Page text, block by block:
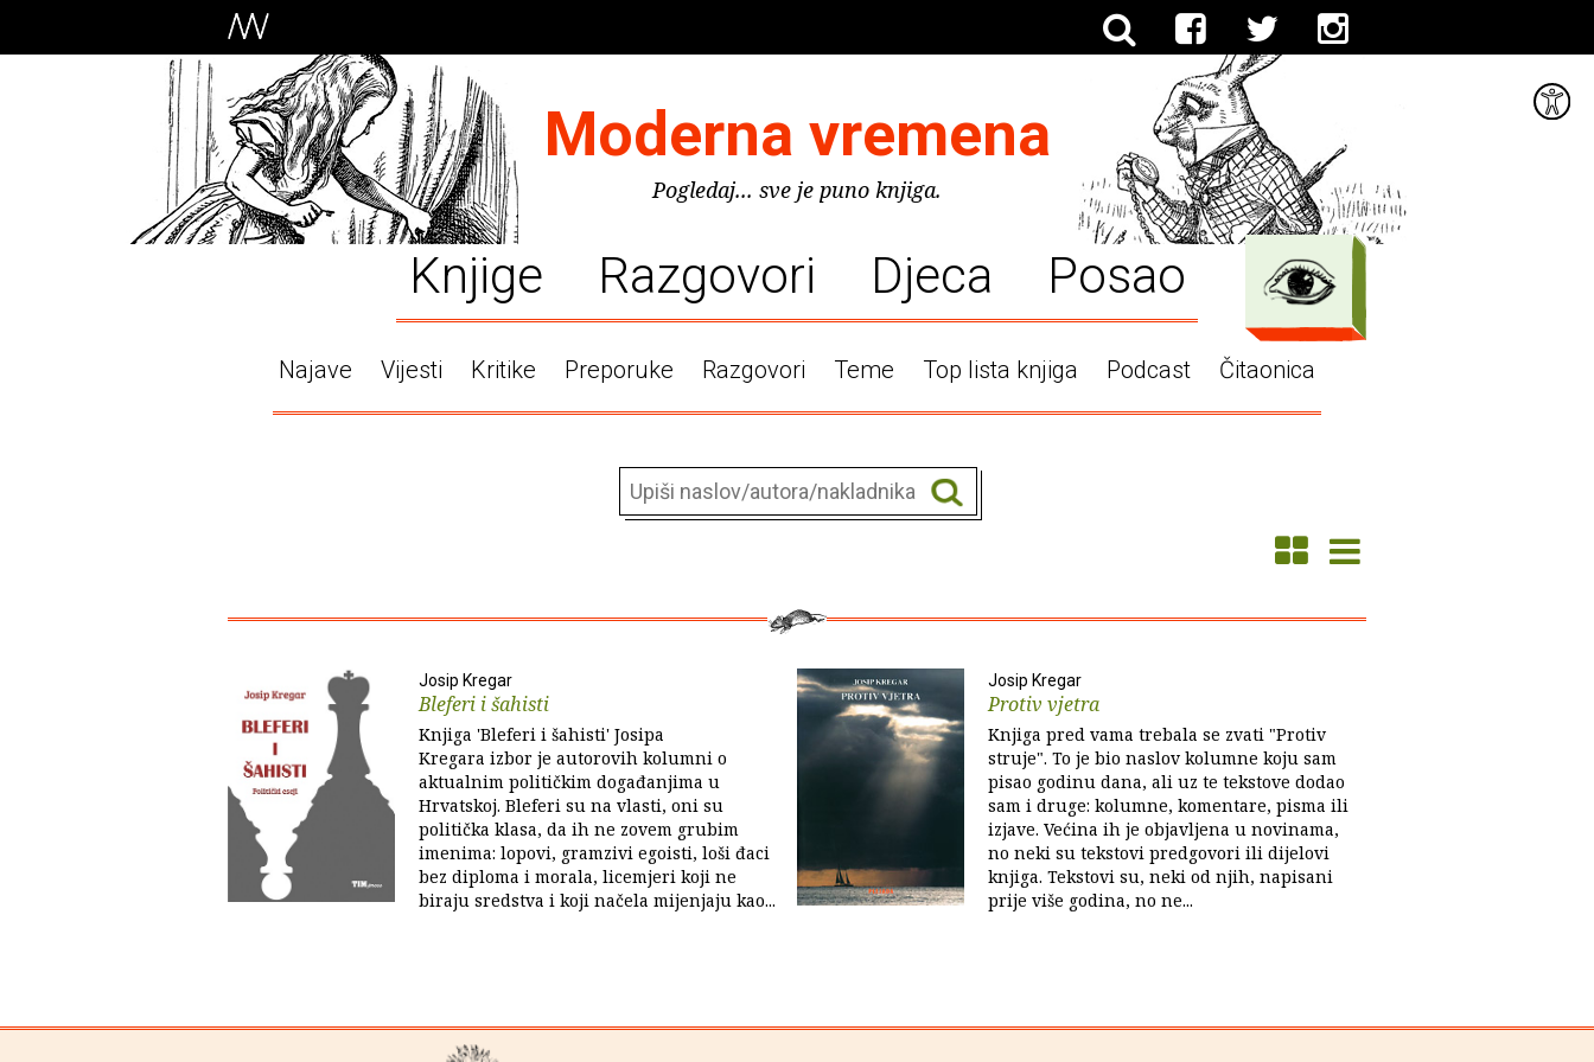
Moderna vremena
Pogledaj... sve je puno knjiga.
Knjige Razgovori Djeca Posao
Najave Vijesti Kritike Preporuke Razgovori Teme Top lista knjiga Podcast Čitaonica
Josip Kregar
Bleferi i šahisti
Knjiga 'Bleferi i šahisti' Josipa
Kregara izbor je autorovih kolumni o
aktualnim političkim događanjima u
Hrvatskoj. Bleferi su na vlasti, oni su
politička klasa, da ih ne zovem grubim
imenima: lopovi, gramzivi egoisti, loši đaci
bez diploma i morala, licemjeri koji ne
biraju sredstva i koji načela mijenjaju kao...
Josip Kregar
Protiv vjetra
Knjiga pred vama trebala se zvati "Protiv
struje". To je bio naslov kolumne koju sam
pisao godinu dana, ali uz te tekstove dodao
sam i druge: kolumne, komentare, pisma ili
izjave. Većina ih je objavljena u novinama,
no neki su tekstovi predgovori ili dijelovi
knjiga. Tekstovi su, neki od njih, napisani
prije više godina, no ne...